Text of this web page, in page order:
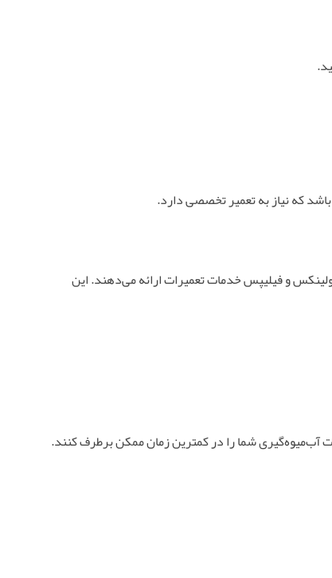
که نیاز به تعمیر تخصصی دارد.
و فیلیپس خدمات تعمیرات ارائه می‌دهند. این
آب‌میوه‌گیری شما را در کمترین زمان ممکن برطرف کنند.